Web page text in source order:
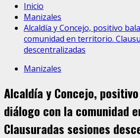
Inicio
Manizales
Alcaldía y Concejo, positivo
comunidad en territorio.
descentralizadas
Manizales
Alcaldía y Concejo,
diálogo con la comunidad
Clausuradas sesiones